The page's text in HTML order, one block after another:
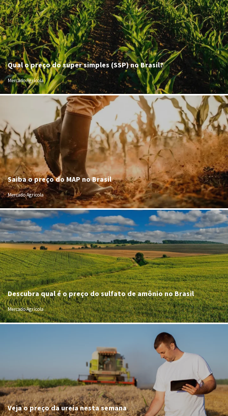
Qual o preço do super simples (SSP) no Brasil?
Mercado Agrícola
Saiba o preço do MAP no Brasil
Mercado Agrícola
Descubra qual é o preço do sulfato de amônio no Brasil
Mercado Agrícola
Veja o preço da ureia nesta semana